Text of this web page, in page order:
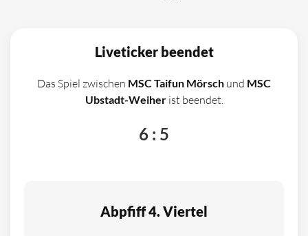
Liveticker beendet
Das Spiel zwischen MSC Taifun Mörsch und MSC
Ubstadt-Weiherist beendet.
6 : 5
Abpfiff 4. Viertel